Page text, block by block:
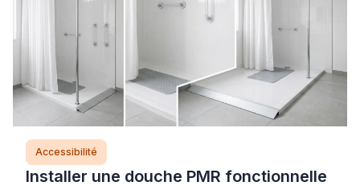
Accessibilité
Installer une douche PMR fonctionnelle